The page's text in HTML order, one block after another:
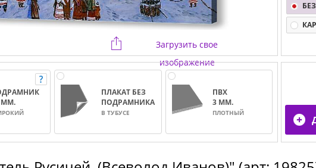
Загрузить свое
изображение
ММ.
ПЛАКАТ БЕЗ
ПОДРАМНИКА
В ТУБУСЕ
ПВХ
3 ММ.
ПЛОТНЫЙ